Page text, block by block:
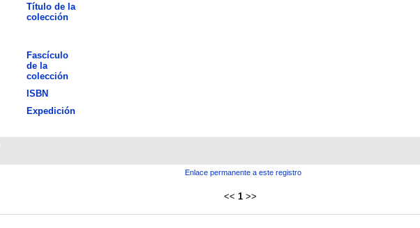
Título de la
colección
Fascículo
de la
colección
ISBN
Expedición
Enlace permanente a este registro
<< 1 >>